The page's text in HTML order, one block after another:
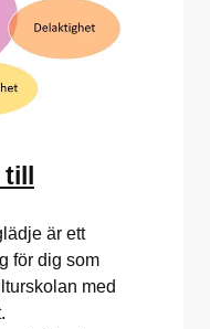
är ett
för dig som
med